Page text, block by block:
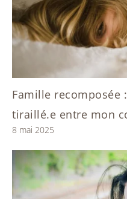
Famille recomposée
tiraillé.e entre mon
8 mai 2025